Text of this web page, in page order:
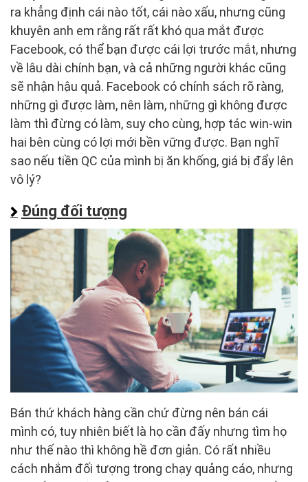
ra khẳng định cái nào tốt, cái nào xấu, nhưng cũng
khuyên anh em rằng rất rất khó qua mắt được
Facebook, có thể bạn được cái lợi trước mắt, nhưng
về lâu dài chính bạn, và cả những người khác cũng
sẽ nhận hậu quả. Facebook có chính sách rõ ràng,
những gì được làm, nên làm, những gì không được
làm thì đừng có làm, suy cho cùng, hợp tác win-win
hai bên cùng có lợi mới bền vững được. Bạn nghĩ
sao nếu tiền QC của mình bị ăn khống, giá bị đẩy lên
vô lý?
Đúng đối tượng
Bán thứ khách hàng cần chứ đừng nên bán cái
mình có, tuy nhiên biết là họ cần đấy nhưng tìm họ
như thế nào thì không hề đơn giản. Có rất nhiều
cách nhắm đối tượng trong chạy quảng cáo, nhưng